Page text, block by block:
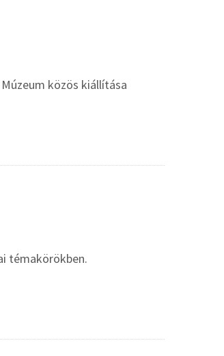
közös kiállítása
témakörökben.